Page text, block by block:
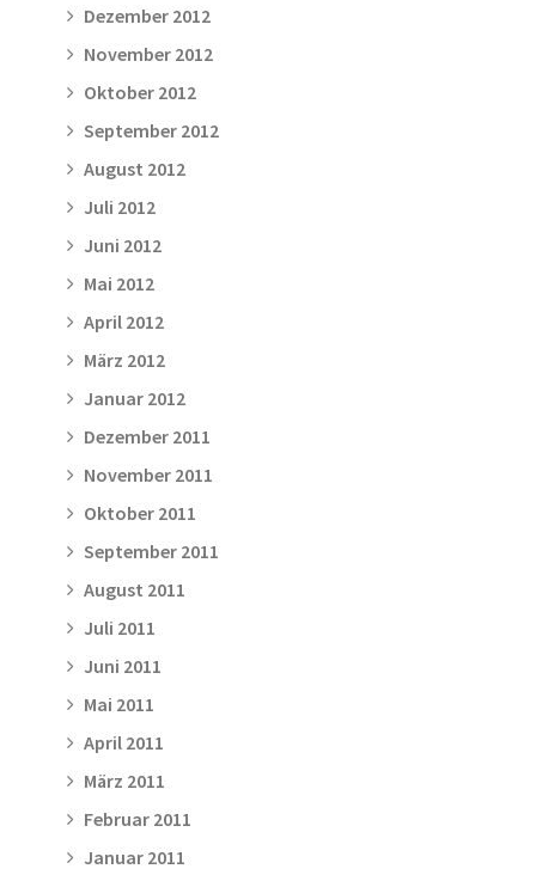
Dezember 2012
November 2012
Oktober 2012
September 2012
August 2012
Juli 2012
Juni 2012
Mai 2012
April 2012
März 2012
Januar 2012
Dezember 2011
November 2011
Oktober 2011
September 2011
August 2011
Juli 2011
Juni 2011
Mai 2011
April 2011
März 2011
Februar 2011
Januar 2011